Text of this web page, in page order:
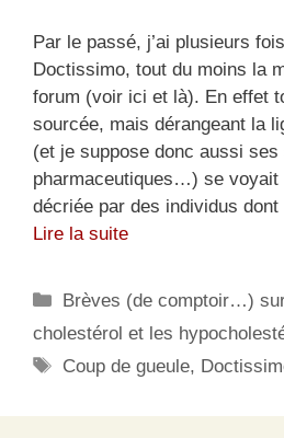
Par le passé, j’ai plusieurs
Doctissimo, tout du moins la
forum (voir ici et là). En effet
sourcée, mais dérangeant la
(et je suppose donc aussi ses
pharmaceutiques…) se voyait
décriée par des individus
Lire la suite
Catégories
Brèves (de comptoir…)
cholestérol et les
Étiquettes
Coup de gueule,